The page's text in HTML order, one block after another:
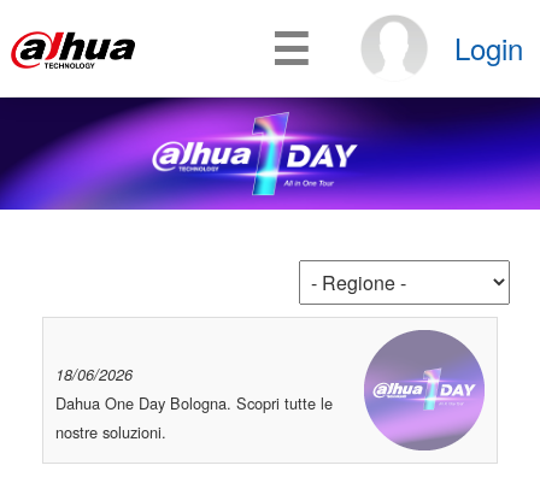
Login
☰
18/06/2026
Dahua One Day Bologna. Scopri tutte le
nostre soluzioni.